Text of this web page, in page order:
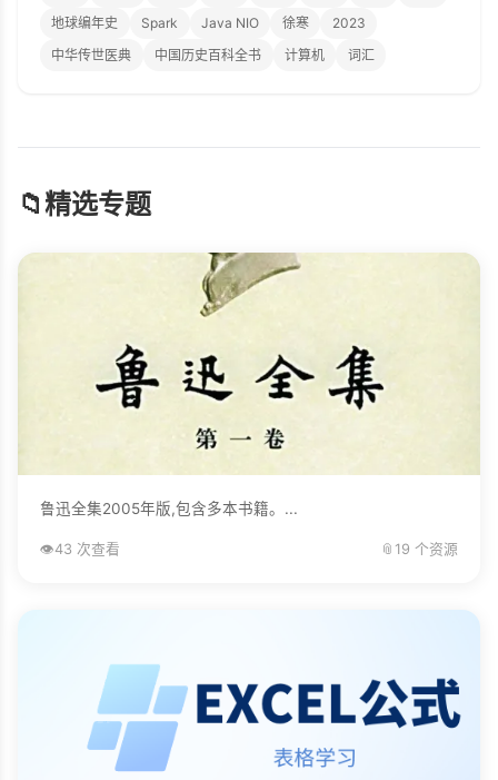
地球编年史
Spark Java NIO 徐寒
2023
中华传世医典
中国历史百科全书 计算机 词汇
📁精选专题
鲁迅全集2005年版,包含多本书籍。...
👁️43 次查看 📎 19 个资源